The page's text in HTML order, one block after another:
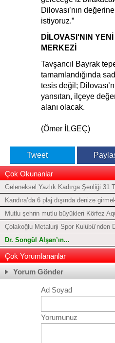
Dilovası’nın
istiyoruz.”
DİLOVASI'NIN
MERKEZİ
Tavşancıl Bayrak
tamamlandığında
tesis değil;
yansıtan, ilçeye
alanı olacak.
(Ömer İLGEÇ)
Tweet
Çok Okunanlar
Geleneksel Yazlık Kadırga Şenliği 31
Kandıra’da 6 plaj dışında denize
Mutlu şehrin mutlu büyükleri Körfez
Çolakoğlu Metalurji Spor Kulübü’nden
Dr. Songül Alşan’ın...
Çok Yorumlananlar
Yorum Gönder
Ad Soyad
Yorumunuz